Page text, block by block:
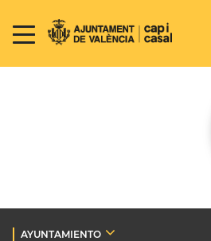
AYUNTAMIENTO